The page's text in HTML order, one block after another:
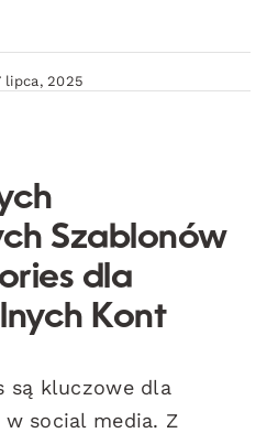
lipca, 2025
Szablonów
dla
Kont
są kluczowe dla
social media. Z